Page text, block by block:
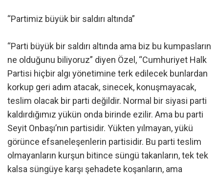
“Partimiz büyük bir saldırı altında”
“Parti büyük bir saldırı altında ama biz bu kumpasların
ne olduğunu biliyoruz” diyen Özel, “Cumhuriyet Halk
Partisi hiçbir algı yönetimine terk edilecek bunlardan
korkup geri adım atacak, sinecek, konuşmayacak,
teslim olacak bir parti değildir. Normal bir siyasi parti
kaldırdığımız yükün onda birinde ezilir. Ama bu parti
Seyit Onbaşı’nın partisidir. Yükten yılmayan, yükü
görünce efsaneleşenlerin partisidir. Bu parti teslim
olmayanların kurşun bitince süngü takanların, tek tek
kalsa süngüye karşı şehadete koşanların, ama